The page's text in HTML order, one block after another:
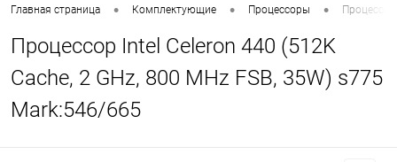
Главная страница • Комплектующие • Процессоры •
Процессор Intel Celeron 440 (512K
Cache, 2 GHz, 800 MHz FSB, 35W) s775
Mark:546/665